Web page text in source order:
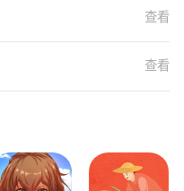
查看
查看